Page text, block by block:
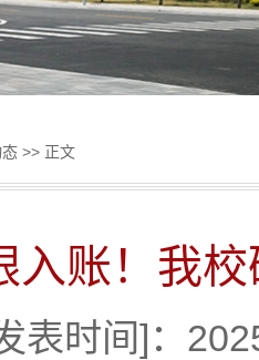
>> 正文
入账！我
表时间]：